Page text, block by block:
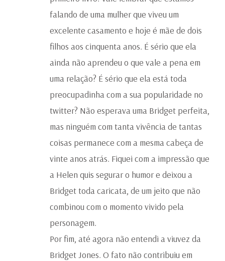
falando de uma mulher que viveu um
excelente casamento e hoje é mãe de dois
filhos aos cinquenta anos. É sério que ela
ainda não aprendeu o que vale a pena em
uma relação? É sério que ela está toda
preocupadinha com a sua popularidade no
twitter? Não esperava uma Bridget perfeita,
mas ninguém com tanta vivência de tantas
coisas permanece com a mesma cabeça de
vinte anos atrás. Fiquei com a impressão que
a Helen quis segurar o humor e deixou a
Bridget toda caricata, de um jeito que não
combinou com o momento vivido pela
personagem.
Por fim, até agora não entendi a viuvez da
Bridget Jones. O fato não contribuiu em